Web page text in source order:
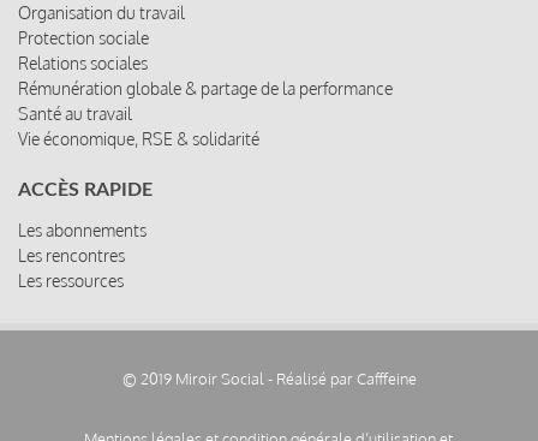
Organisation du travail
Protection sociale
Relations sociales
Rémunération globale & partage de la performance
Santé au travail
Vie économique, RSE & solidarité
ACCÈS RAPIDE
Les abonnements
Les rencontres
Les ressources
© 2019 Miroir Social - Réalisé par Cafffeine